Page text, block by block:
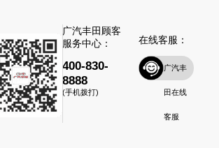
广汽丰田顾客
服务中心：
400-830-
8888
(手机拨打)
在线客服：
广汽丰
田在线
客服